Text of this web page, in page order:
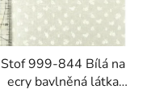
Stof 999-844 Bílá na
ecry bavlněná látka